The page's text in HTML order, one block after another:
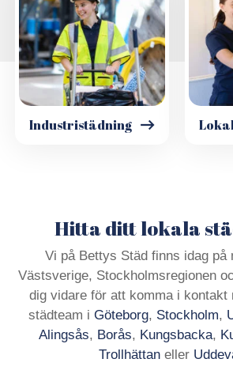
Industristädning
Hitta ditt lokala
Vi på Bettys Städ finns idag på
Västsverige, Stockholmsregionen
dig vidare för att komma i kontakt
städteam i Göteborg, Stockholm,
Alingsås, Borås, Kungsbacka,
Trollhättaneller